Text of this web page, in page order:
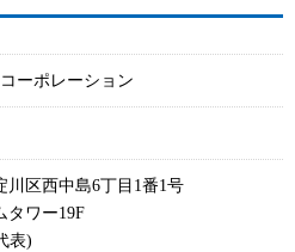
ーポレーション
川区西中島6丁目1番1号
タワー19F
表)